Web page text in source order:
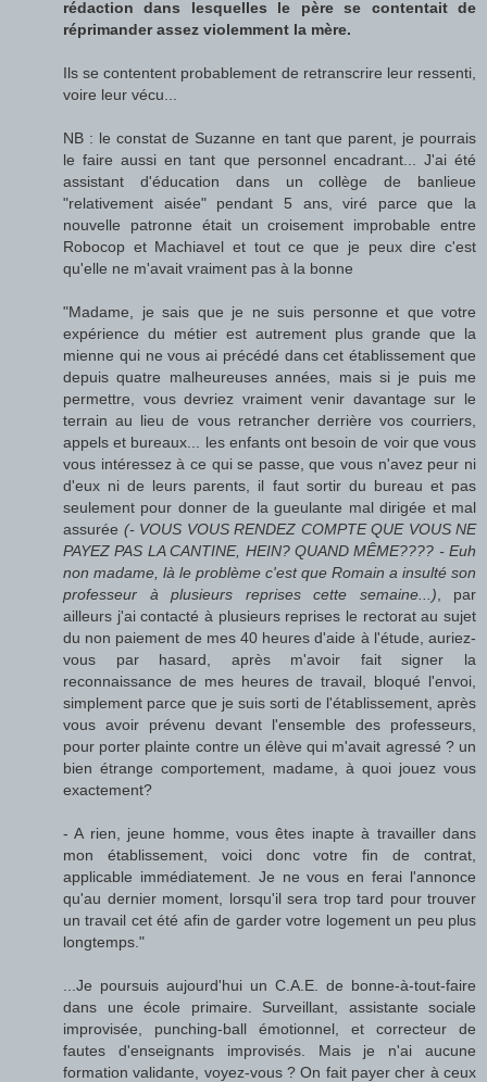
rédaction dans lesquelles le père se contentait de
réprimander assez violemment la mère.
Ils se contentent probablement de retranscrire leur ressenti,
voire leur vécu...
NB : le constat de Suzanne en tant que parent, je pourrais
le faire aussi en tant que personnel encadrant... J'ai été
assistant d'éducation dans un collège de banlieue
"relativement aisée" pendant 5 ans, viré parce que la
nouvelle patronne était un croisement improbable entre
Robocop et Machiavel et tout ce que je peux dire c'est
qu'elle ne m'avait vraiment pas à la bonne
"Madame, je sais que je ne suis personne et que votre
expérience du métier est autrement plus grande que la
mienne qui ne vous ai précédé dans cet établissement que
depuis quatre malheureuses années, mais si je puis me
permettre, vous devriez vraiment venir davantage sur le
terrain au lieu de vous retrancher derrière vos courriers,
appels et bureaux... les enfants ont besoin de voir que vous
vous intéressez à ce qui se passe, que vous n'avez peur ni
d'eux ni de leurs parents, il faut sortir du bureau et pas
seulement pour donner de la gueulante mal dirigée et mal
assurée (- VOUS VOUS RENDEZ COMPTE QUE VOUS NE
PAYEZ PAS LA CANTINE, HEIN? QUAND MÊME???? - Euh
non madame, là le problème c'est que Romain a insulté son
professeur à plusieurs reprises cette semaine...) , par
ailleurs j'ai contacté à plusieurs reprises le rectorat au sujet
du non paiement de mes 40 heures d'aide à l'étude, auriez-
vous par hasard, après m'avoir fait signer la
reconnaissance de mes heures de travail, bloqué l'envoi,
simplement parce que je suis sorti de l'établissement, après
vous avoir prévenu devant l'ensemble des professeurs,
pour porter plainte contre un élève qui m'avait agressé ? un
bien étrange comportement, madame, à quoi jouez vous
exactement?
- A rien, jeune homme, vous êtes inapte à travailler dans
mon établissement, voici donc votre fin de contrat,
applicable immédiatement. Je ne vous en ferai l'annonce
qu'au dernier moment, lorsqu'il sera trop tard pour trouver
un travail cet été afin de garder votre logement un peu plus
longtemps."
...Je poursuis aujourd'hui un C.A.E. de bonne-à-tout-faire
dans une école primaire. Surveillant, assistante sociale
improvisée, punching-ball émotionnel, et correcteur de
fautes d'enseignants improvisés. Mais je n'ai aucune
formation validante, voyez-vous ? On fait payer cher à ceux